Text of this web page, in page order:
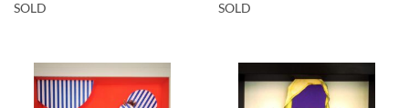
SOLD
SOLD